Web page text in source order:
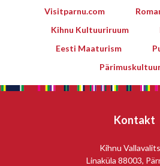
Visitparnu.com
Kihnu Kultuuriruum
Eesti Maaturism
Kontakt
Kihnu
Linaküla 88003,